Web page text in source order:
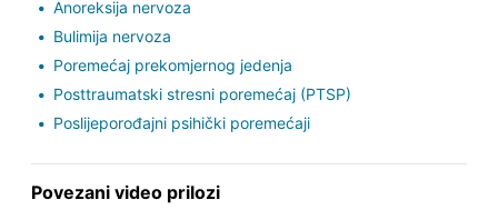
Anoreksija nervoza
Bulimija nervoza
Poremećaj prekomjernog jedenja
Posttraumatski stresni poremećaj (PTSP)
Poslijeporođajni psihički poremećaji
Povezani video prilozi